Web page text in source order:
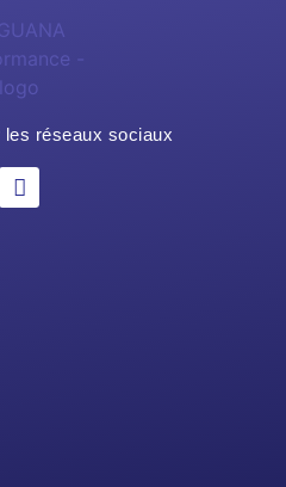
réseaux sociaux